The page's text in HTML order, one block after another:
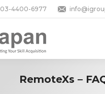
03-4400-6977
RemoteXs –